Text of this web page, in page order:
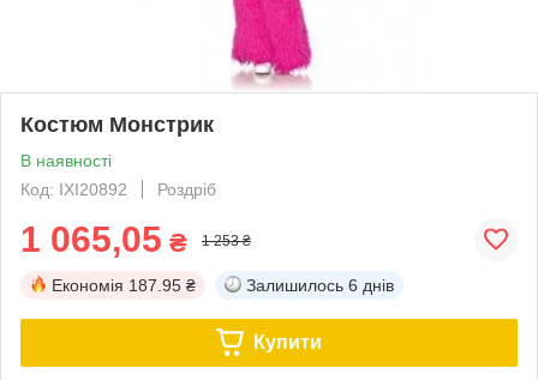
Костюм Монстрик
В наявності
Код: IXI20892
Роздріб
1 065,05 ₴ 1 253 ₴
Економія 187.95 ₴ Залишилось 6 днів
Купити